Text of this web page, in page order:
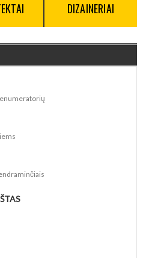
DIZAINERIAI